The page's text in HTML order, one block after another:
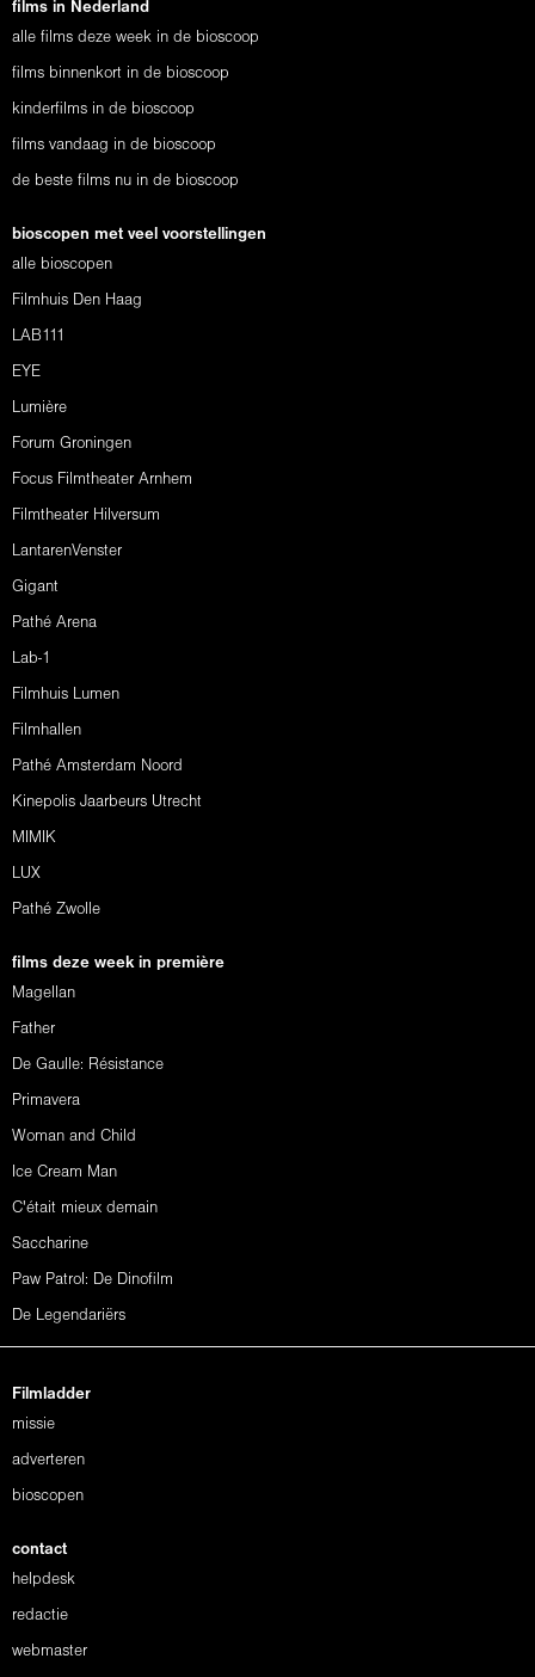
films in Nederland
alle films deze week in de bioscoop
films binnenkort in de bioscoop
kinderfilms in de bioscoop
films vandaag in de bioscoop
de beste films nu in de bioscoop
bioscopen met veel voorstellingen
alle bioscopen
Filmhuis Den Haag
LAB111
EYE
Lumière
Forum Groningen
Focus Filmtheater Arnhem
Filmtheater Hilversum
LantarenVenster
Gigant
Pathé Arena
Lab-1
Filmhuis Lumen
Filmhallen
Pathé Amsterdam Noord
Kinepolis Jaarbeurs Utrecht
MIMIK
LUX
Pathé Zwolle
films deze week in première
Magellan
Father
De Gaulle: Résistance
Primavera
Woman and Child
Ice Cream Man
C'était mieux demain
Saccharine
Paw Patrol: De Dinofilm
De Legendariërs
Filmladder
missie
adverteren
bioscopen
contact
helpdesk
redactie
webmaster